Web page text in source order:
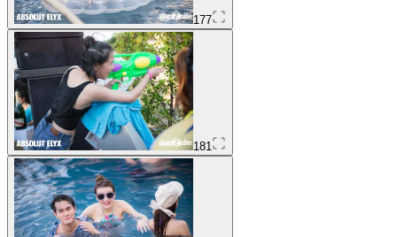
177
181